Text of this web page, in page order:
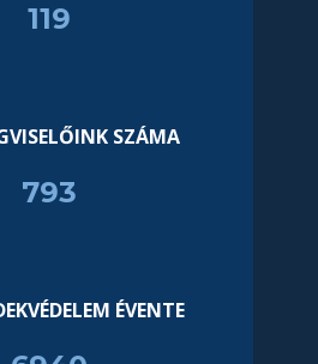
120
SZÁMA
799
ÉVENTE